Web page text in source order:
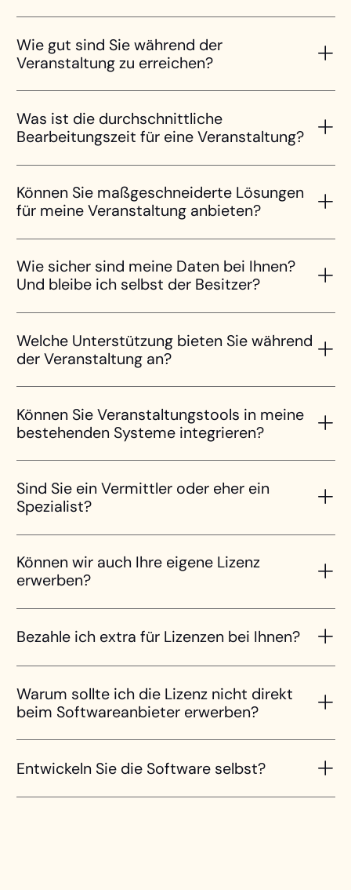
Wie gut sind Sie während der
Veranstaltung zu erreichen?
Was ist die durchschnittliche
Bearbeitungszeit für eine Veranstaltung?
Können Sie maßgeschneiderte Lösungen
für meine Veranstaltung anbieten?
Wie sicher sind meine Daten bei Ihnen?
Und bleibe ich selbst der Besitzer?
Welche Unterstützung bieten Sie während
der Veranstaltung an?
Können Sie Veranstaltungstools in meine
bestehenden Systeme integrieren?
Sind Sie ein Vermittler oder eher ein
Spezialist?
Können wir auch Ihre eigene Lizenz
erwerben?
Bezahle ich extra für Lizenzen bei Ihnen?
Warum sollte ich die Lizenz nicht direkt
beim Softwareanbieter erwerben?
Entwickeln Sie die Software selbst?